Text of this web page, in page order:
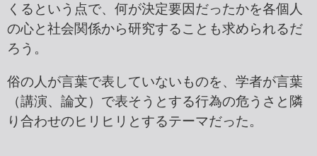
くるという点で、何が決定要因だったかを各個人
の心と社会関係から研究することも求められるだ
ろう。
俗の人が言葉で表していないものを、学者が言葉
（講演、論文）で表そうとする行為の危うさと隣
り合わせのヒリヒリとするテーマだった。